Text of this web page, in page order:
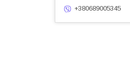
+380689005345